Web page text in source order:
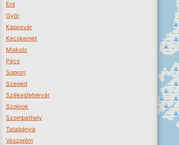
Érd
Győr
Kaposvár
Kecskemét
Miskolc
Pécs
Sopron
Szeged
Székesfehérvár
Szolnok
Szombathely
Tatabánya
Veszprém